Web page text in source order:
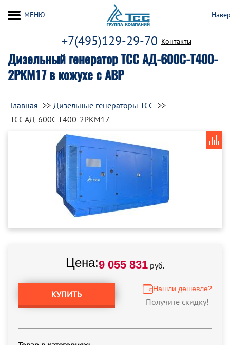
Дизельный генератор ТСС АД-600С-Т400-
2РКМ17 в кожухе с АВР
+7(495)129-29-70 Контакты
МЕНЮ
Главная
Дизельные генераторы ТСС
ТСС АД-600С-Т400-2РКМ17
Цена:9 055 831 руб.
КУПИТЬ
Нашли дешевле?
Получите скидку!